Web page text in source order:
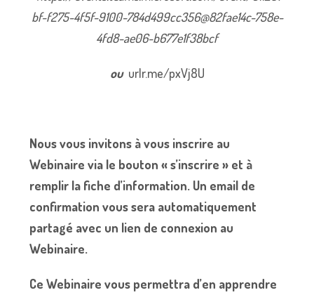
bf-f275-4f5f-9100-784d499cc356@82fae14c-758e-
4fd8-ae06-b677e1f38bcf
ou urlr.me/pxVj8U
Nous vous invitons à vous inscrire au
Webinaire via le bouton « s’inscrire » et à
remplir la fiche d’information. Un email de
confirmation vous sera automatiquement
partagé avec un lien de connexion au
Webinaire.
Ce Webinaire vous permettra d’en apprendre